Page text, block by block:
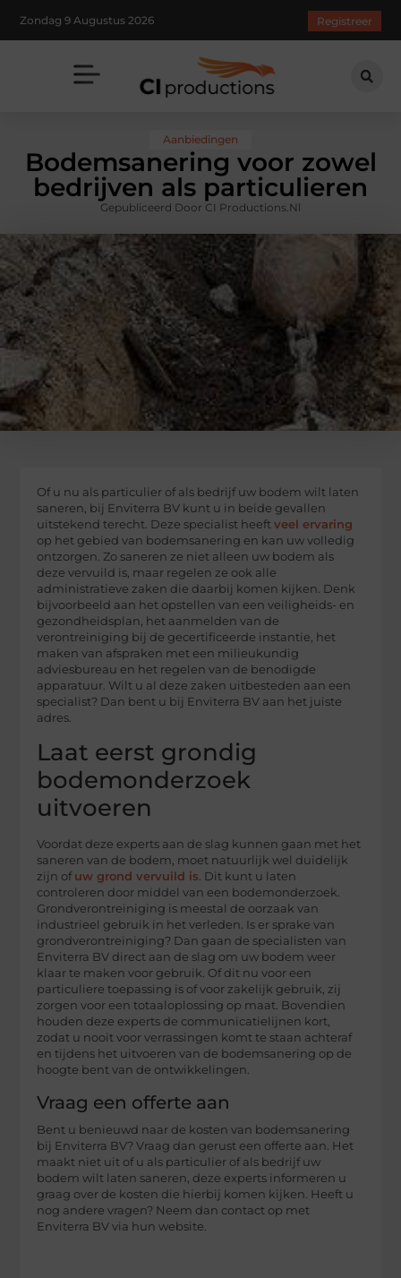
Zondag 9 Augustus 2026 Registreer
Aanbiedingen
Bodemsanering voor zowel
bedrijven als particulieren
Gepubliceerd Door CI Productions.nl
Of u nu als particulier of als bedrijf uw bodem wilt laten
saneren, bij Enviterra BV kunt u in beide gevallen
uitstekend terecht. Deze specialist heeftveel ervaring
op het gebied van bodemsanering en kan uw volledig
ontzorgen. Zo saneren ze niet alleen uw bodem als
deze vervuild is, maar regelen ze ook alle
administratieve zaken die daarbij komen kijken. Denk
bijvoorbeeld aan het opstellen van een veiligheids- en
gezondheidsplan, het aanmelden van de
verontreiniging bij de gecertificeerde instantie, het
maken van afspraken met een milieukundig
adviesbureau en het regelen van de benodigde
apparatuur. Wilt u al deze zaken uitbesteden aan een
specialist? Dan bent u bij Enviterra BV aan het juiste
adres.
Laat eerst grondig
bodemonderzoek
uitvoeren
Voordat deze experts aan de slag kunnen gaan met het
saneren van de bodem, moet natuurlijk wel duidelijk
zijn of uw grond vervuild is. Dit kunt u laten
controleren door middel van een bodemonderzoek.
Grondverontreiniging is meestal de oorzaak van
industrieel gebruik in het verleden. Is er sprake van
grondverontreiniging? Dan gaan de specialisten van
Enviterra BV direct aan de slag om uw bodem weer
klaar te maken voor gebruik. Of dit nu voor een
particuliere toepassing is of voor zakelijk gebruik, zij
zorgen voor een totaaloplossing op maat. Bovendien
houden deze experts de communicatielijnen kort,
zodat u nooit voor verrassingen komt te staan achteraf
en tijdens het uitvoeren van de bodemsanering op de
hoogte bent van de ontwikkelingen.
Vraag een offerte aan
Bent u benieuwd naar de kosten van bodemsanering
bij Enviterra BV? Vraag dan gerust een offerte aan. Het
maakt niet uit of u als particulier of als bedrijf uw
bodem wilt laten saneren, deze experts informeren u
graag over de kosten die hierbij komen kijken. Heeft u
nog andere vragen? Neem dan contact op met
Enviterra BV via hun website.